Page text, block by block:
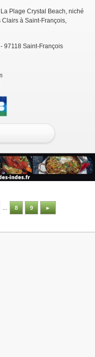
Plage Crystal Beach, niché
à Saint-François,
97118 Saint-François
8 9 ►